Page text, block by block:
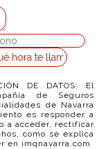
DE DATOS: El
de Seguros
de Navarra
es responder a
a acceder, rectificar
como se explica
en imqnavarra.com